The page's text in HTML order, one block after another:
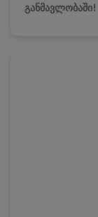
განმავლობაში!